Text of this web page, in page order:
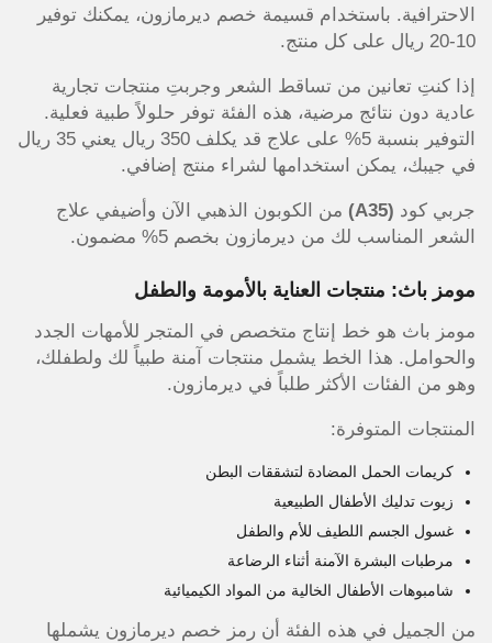
الاحترافية. باستخدام قسيمة خصم ديرمازون، يمكنك توفير
10-20 ريال على كل منتج.
إذا كنتِ تعانين من تساقط الشعر وجربتِ منتجات تجارية
عادية دون نتائج مرضية، هذه الفئة توفر حلولاً طبية فعلية.
التوفير بنسبة 5% على علاج قد يكلف 350 ريال يعني 35 ريال
في جيبك، يمكن استخدامها لشراء منتج إضافي.
جربي كود (A35)
من الكوبون الذهبي الآن وأضيفي علاج
الشعر المناسب لك من ديرمازون بخصم 5% مضمون.
مومز باث: منتجات العناية بالأمومة والطفل
مومز باث هو خط إنتاج متخصص في المتجر للأمهات الجدد
والحوامل. هذا الخط يشمل منتجات آمنة طبياً لك ولطفلك،
وهو من الفئات الأكثر طلباً في ديرمازون.
المنتجات المتوفرة:
كريمات الحمل المضادة لتشققات البطن
زيوت تدليك الأطفال الطبيعية
غسول الجسم اللطيف للأم والطفل
مرطبات البشرة الآمنة أثناء الرضاعة
شامبوهات الأطفال الخالية من المواد الكيميائية
من الجميل في هذه الفئة أن رمز خصم ديرمازون يشملها